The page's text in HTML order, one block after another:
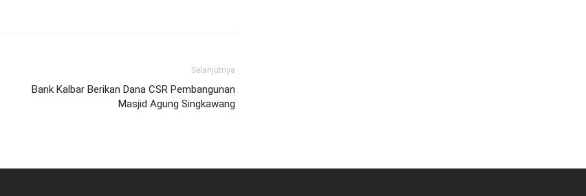
Selanjutnya
Bank Kalbar Berikan Dana CSR Pembangunan
Masjid Agung Singkawang